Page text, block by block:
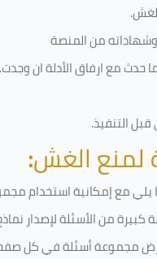
من المنصة
مع ارفاق الأدلة ان وجدت.
قبل التنفيذ.
لمنع الغش:
مع إمكانية استخدام
من الأسئلة لإصدار نماذج
مجموعة أسئلة في كل